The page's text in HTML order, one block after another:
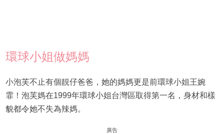
環球小姐做媽媽
小泡芙不止有個靚仔爸爸，她的媽媽更是前環球小姐王婉
霏！泡芙媽在1999年環球小姐台灣區取得第一名，身材和樣
貌都令她不失為辣媽。
廣告